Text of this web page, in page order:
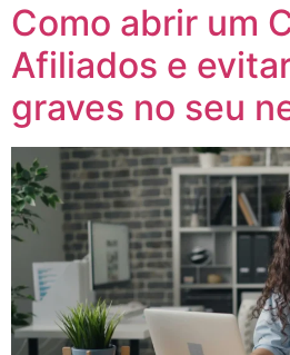
Como abrir um
Afiliados e
graves no seu